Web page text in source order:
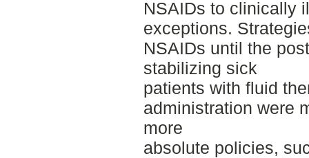
NSAIDs to clinically
exceptions.
NSAIDs until the
stabilizing sick
patients with fluid
administration were
more
absolute policies,